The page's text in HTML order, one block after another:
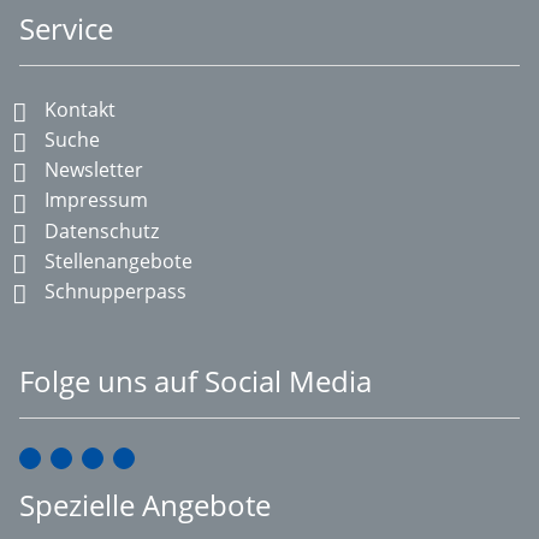
Service
Kontakt
Suche
Newsletter
Impressum
Datenschutz
Stellenangebote
Schnupperpass
Folge uns auf Social Media
Spezielle Angebote